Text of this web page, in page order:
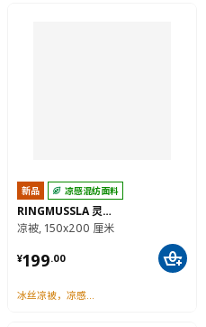
新品 凉感混纺面料
RINGMUSSLA 灵慕丝凉
凉被, 150x200 厘米
¥199.00
¥ 199.00